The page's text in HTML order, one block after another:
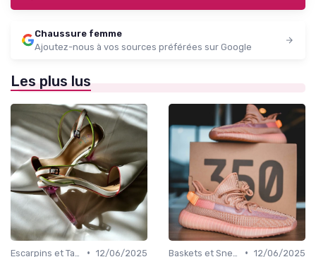
Chaussure femme
Ajoutez-nous à vos sources préférées sur Google
Les plus lus
• 12/06/2025
• 12/06/2025